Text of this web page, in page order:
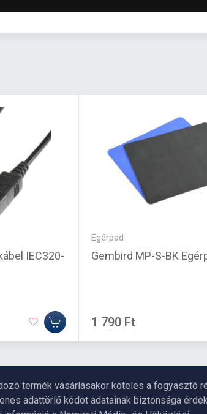
IEC320-
Egérpad
Gembird MP-S-BK
1 790 Ft
termék vásárlásakor köteles a fogyasztó
adattörlő kódot adatainak biztonsága